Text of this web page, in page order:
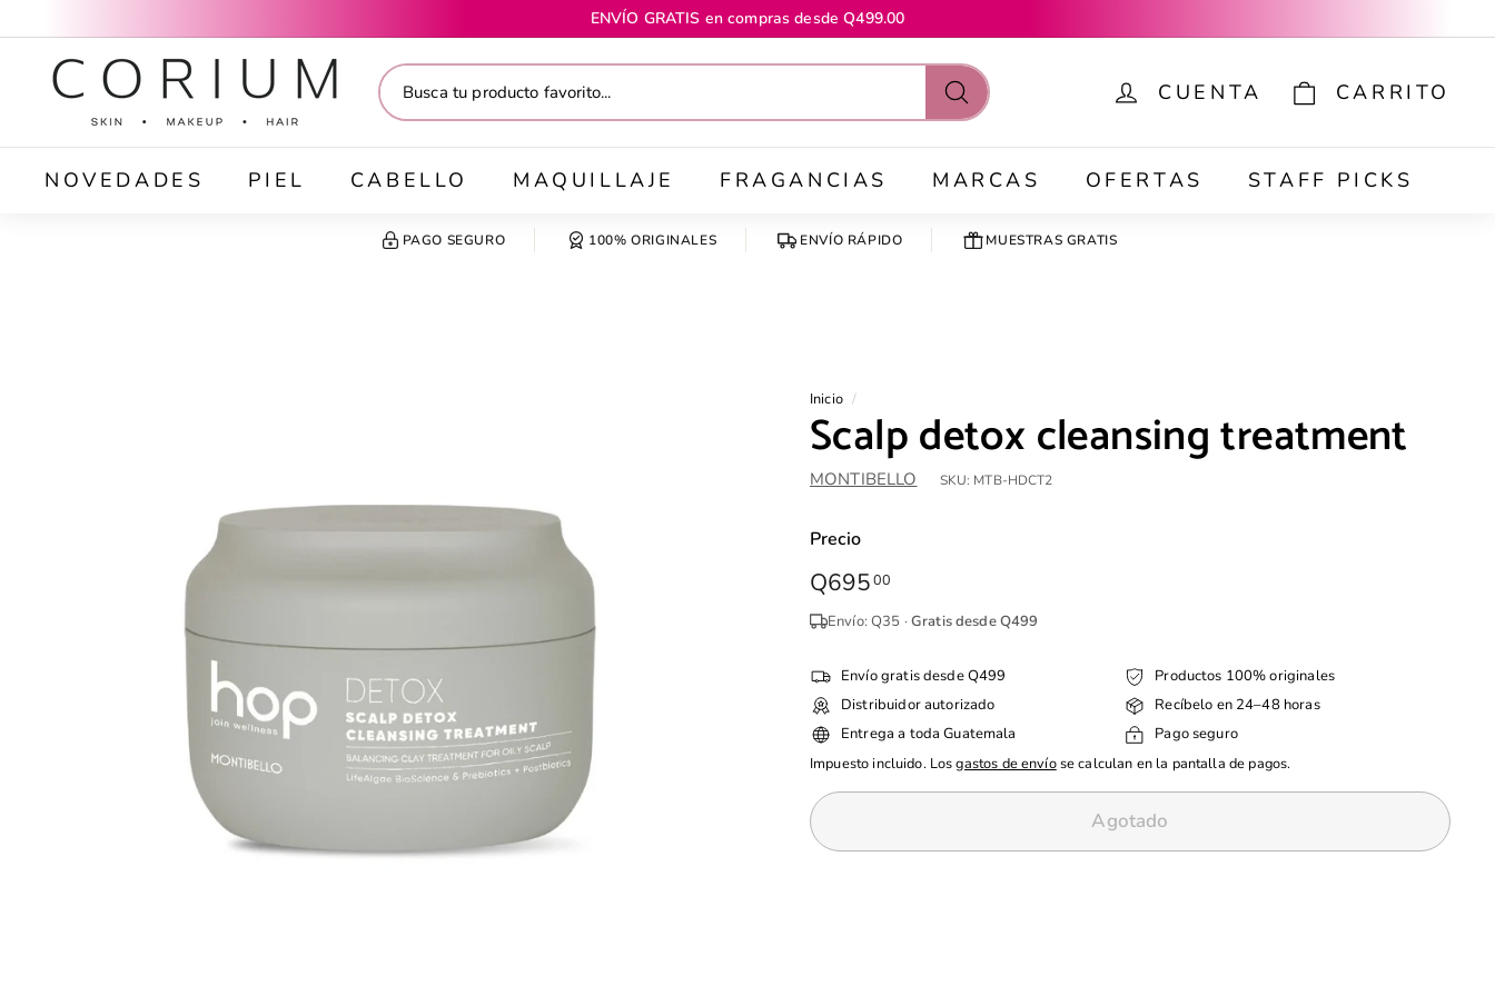
directamente
contenido
ENVÍO GRATIS en compras desde Q499.00
C
O
R
U
M
Buscar
CUENTA CARRITO
NOVEDADES PIEL CABELLO MAQUILLAJE FRAGANCIAS MARCAS OFERTAS STAFF PICKS
PAGO SEGURO 100% ORIGINALES ENVÍO RÁPIDO MUESTRAS GRATIS
Inicio /
Scalp detox cleansing treatment
MONTIBELLO SKU: MTB-HDCT2
Precio
Precio
Q69500
Envío: Q35 · Gratis desde Q499
Envío gratis desde Q499
Productos 100% originales
Distribuidor autorizado
Recíbelo en 24–48 horas
Entrega a toda Guatemala
Pago seguro
Impuesto incluido. Losgastos de envíose calculan en la pantalla de pagos.
Agotado